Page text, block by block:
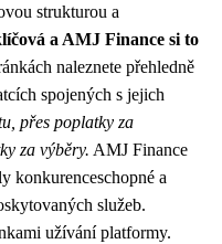
strukturou a
a AMJ Finance si to
naleznete přehledně
spojených s jejich
přes poplatky za
za výběry. AMJ Finance
konkurenceschopné a
služeb.
užívání platformy.